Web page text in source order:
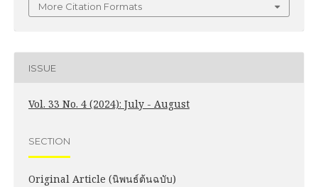
More Citation Formats
ISSUE
Vol. 33 No. 4 (2024): July - August
SECTION
Original Article (นิพนธ์ต้นฉบับ)